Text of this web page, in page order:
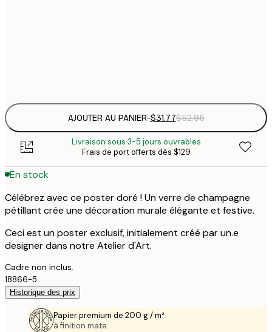
AJOUTER AU PANIER-$31.77$52.95
Livraison sous 3-5 jours ouvrables
Frais de port offerts dès $129
En stock
Célébrez avec ce poster doré ! Un verre de champagne
pétillant crée une décoration murale élégante et festive.
Ceci est un poster exclusif, initialement créé par un.e
designer dans notre Atelier d'Art.
Cadre non inclus.
18866-5
Historique des prix
Papier premium de 200 g / m²
à finition mate.